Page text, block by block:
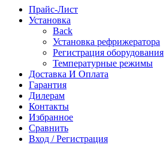
Прайс-Лист
Установка
Back
Установка рефрижератора
Регистрация оборудования
Температурные режимы
Доставка И Оплата
Гарантия
Дилерам
Контакты
Избранное
Сравнить
Вход / Регистрация